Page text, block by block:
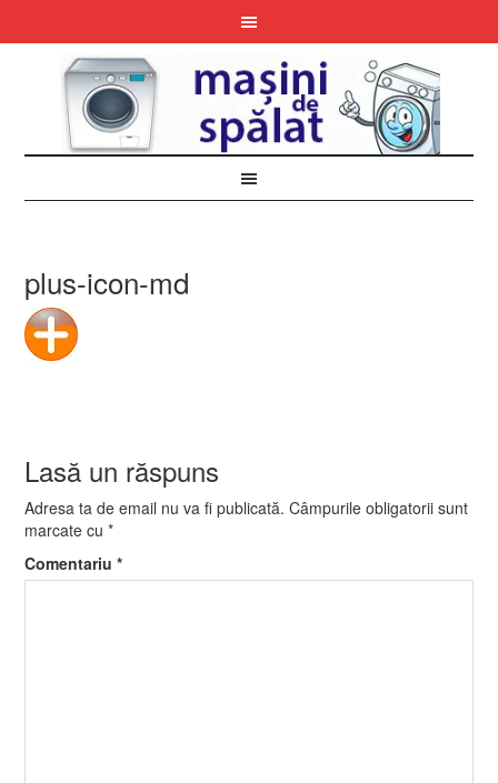
plus-icon-md
Lasă un răspuns
Adresa ta de email nu va fi publicată. Câmpurile obligatorii sunt
marcate cu*
Comentariu*